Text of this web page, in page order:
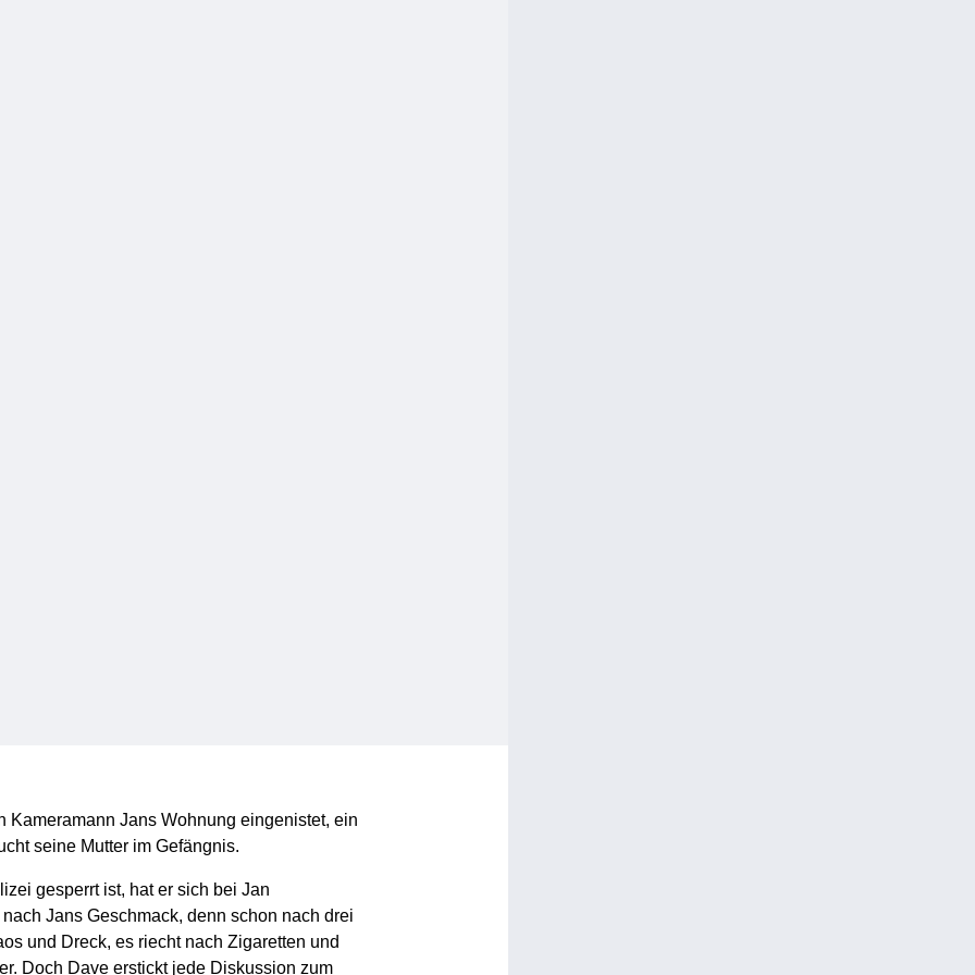
Kameramann Jans Wohnung eingenistet, ein
seine Mutter im Gefängnis.
gesperrt ist, hat er sich bei Jan
Jans Geschmack, denn schon nach drei
und Dreck, es riecht nach Zigaretten und
Doch Dave erstickt jede Diskussion zum